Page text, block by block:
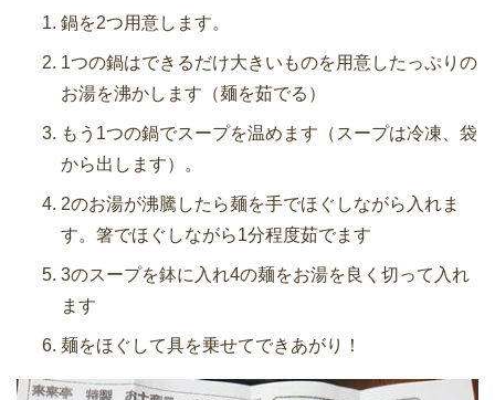
鍋を2つ用意します。
1つの鍋はできるだけ大きいものを用意したっぷりの
お湯を沸かします（麺を茹でる）
もう1つの鍋でスープを温めます（スープは冷凍、袋
から出します）。
2のお湯が沸騰したら麺を手でほぐしながら入れま
す。箸でほぐしながら1分程度茹でます
3のスープを鉢に入れ4の麺をお湯を良く切って入れ
ます
麺をほぐして具を乗せてできあがり！